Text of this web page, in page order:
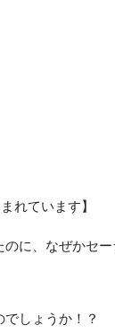
れています】
に、なぜかセ
しょうか！？